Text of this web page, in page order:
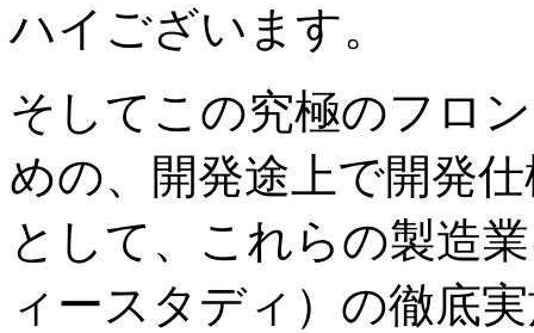
ハイございます。
そしてこの究極のフロ
めの、開発途上で開発
として、これらの製造
ィースタディ）の徹底